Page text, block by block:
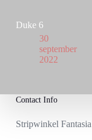
Duke 6
30
september
2022
Contact Info
Stripwinkel Fantasia